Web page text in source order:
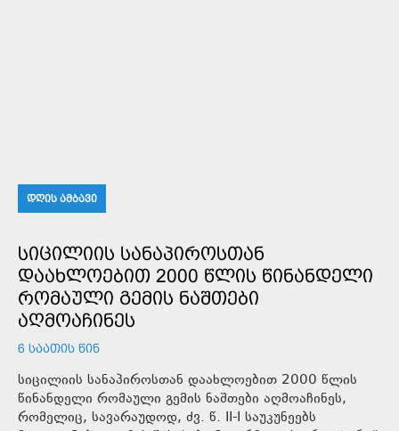
ᲓᲦᲘᲡ ᲐᲛᲑᲐᲕᲘ
ᲡᲘᲪᲘᲚᲘᲘᲡ ᲡᲐᲜᲐᲞᲘᲠᲝᲡᲗᲐᲜ
ᲓᲐᲐᲮᲚᲝᲔᲑᲘᲗ 2000 ᲬᲚᲘᲡ ᲬᲘᲜᲐᲜᲓᲔᲚᲘ
ᲠᲝᲛᲐᲣᲚᲘ ᲒᲔᲛᲘᲡ ᲜᲐᲨᲗᲔᲑᲘ
ᲐᲦᲛᲝᲐᲩᲘᲜᲔᲡ
6 ᲡᲐᲐᲗᲘᲡ ᲬᲘᲜ
სიცილიის სანაპიროსთან დაახლოებით 2000 წლის
წინანდელი რომაული გემის ნაშთები აღმოაჩინეს,
რომელიც, სავარაუდოდ, ძვ. წ. II-I საუკუნეებს